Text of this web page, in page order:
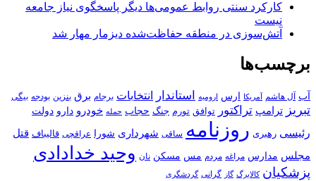
کارکرد سنتی روابط عمومی‌ها دیگر پاسخگوی نیاز جامعه
نیست
آتش‌سوزی در منطقه حفاظت‌شده دیزمار مهار شد
برچسب‌ها
آب آل هاشم آمریکا ارس ارومیه استاندار انتخابات برجام برق بنزین بودجه بیگی
تبریز ترامپ تراکتور توافق تورم جنگ حجاب حمله خودرو دارو دولت
رئیسی رهبری روزنامه ساقی شهرداری شورا عراقچی قالیباف قتل
مجلس مدارس مراغه مردم مس مسکن نان وحید خدادادی
پزشکیان کالابرگ گاز گرانی گردشگری